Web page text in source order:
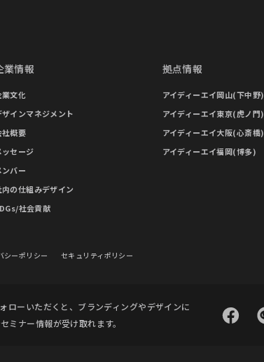
業情報
業文化
ザインマネジメント
社概要
ッセージ
ンバー
内の仕組みデザイン
社会貢献
拠点情報
アイディーエイ岡山(下中野)
アイディーエイ東京(虎ノ門)
アイディーエイ大阪(心斎橋)
アイディーエイ福岡(博多)
シーポリシー セキュリティポリシー
ローいただくと、ブランディングやデザインに
ミナー情報が受け取れます。